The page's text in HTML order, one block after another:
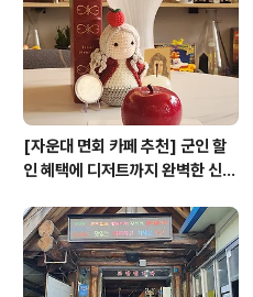
[자운대 면회 카페 추천] 군인 할
인 혜택에 디저트까지 완벽한 신성